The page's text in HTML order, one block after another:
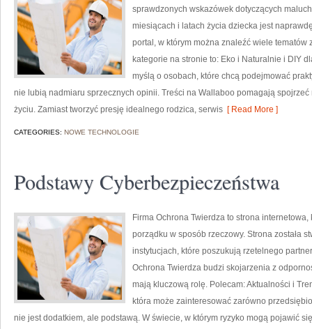
sprawdzonych wskazówek dotyczących
miesiącach i latach życia dziecka jest
portal, w którym można znaleźć wiele
kategorie na stronie to: Eko i Naturalnie i DIY
myślą o osobach, które chcą podejmować
nie lubią nadmiaru sprzecznych opinii. Treści na Wallaboo pomagają
życiu. Zamiast tworzyć presję idealnego rodzica, serwis [ Read More ]
CATEGORIES: NOWE TECHNOLOGIE
Podstawy Cyberbezpieczeństwa
Firma Ochrona Twierdza to strona
porządku w sposób rzeczowy. Strona została
instytucjach, które poszukują rzetelnego
Ochrona Twierdza budzi skojarzenia z
mają kluczową rolę. Polecam: Aktualności i
która może zainteresować zarówno
nie jest dodatkiem, ale podstawą. W świecie, w którym ryzyko mogą pojawić